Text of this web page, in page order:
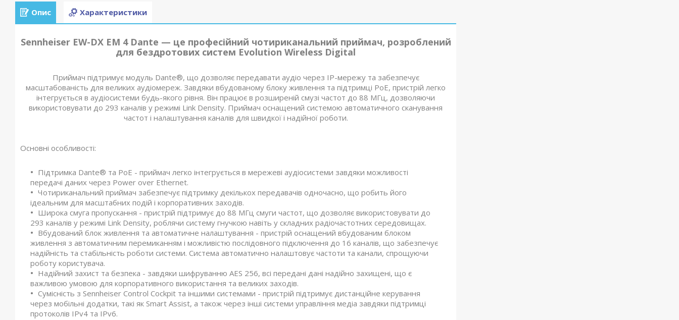
Опис Характеристики
Sennheiser EW-DX EM 4 Dante — це професійний чотириканальний приймач, розроблений
для бездротових систем Evolution Wireless Digital
Приймач підтримує модуль Dante®, що дозволяє передавати аудіо через IP-мережу та забезпечує
масштабованість для великих аудіомереж. Завдяки вбудованому блоку живлення та підтримці PoE, пристрій легко
інтегрується в аудіосистеми будь-якого рівня. Він працює в розширеній смузі частот до 88 МГц, дозволяючи
використовувати до 293 каналів у режимі Link Density. Приймач оснащений системою автоматичного сканування
частот і налаштування каналів для швидкої і надійної роботи.
Основні особливості:
Підтримка Dante® та PoE - приймач легко інтегрується в мережеві аудіосистеми завдяки можливості
передачі даних через Power over Ethernet.
Чотириканальний приймач забезпечує підтримку декількох передавачів одночасно, що робить його
ідеальним для масштабних подій і корпоративних заходів.
Широка смуга пропускання - пристрій підтримує до 88 МГц смуги частот, що дозволяє використовувати до
293 каналів у режимі Link Density, роблячи систему гнучкою навіть у складних радіочастотних середовищах.
Вбудований блок живлення та автоматичне налаштування - пристрій оснащений вбудованим блоком
живлення з автоматичним перемиканням і можливістю послідовного підключення до 16 каналів, що забезпечує
надійність та стабільність роботи системи. Система автоматично налаштовує частоти та канали, спрощуючи
роботу користувача.
Надійний захист та безпека - завдяки шифруванню AES 256, всі передані дані надійно захищені, що є
важливою умовою для корпоративного використання та великих заходів.
Сумісність з Sennheiser Control Cockpit та іншими системами - пристрій підтримує дистанційне керування
через мобільні додатки, такі як Smart Assist, а також через інші системи управління медіа завдяки підтримці
протоколів IPv4 та IPv6.